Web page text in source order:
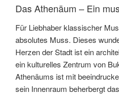
Das Athenäum – Ein
Für Liebhaber klassischer
absolutes Muss. Dieses
Herzen der Stadt ist ein
ein kulturelles Zentrum von
Athenäums ist mit
sein Innenraum beherbergt